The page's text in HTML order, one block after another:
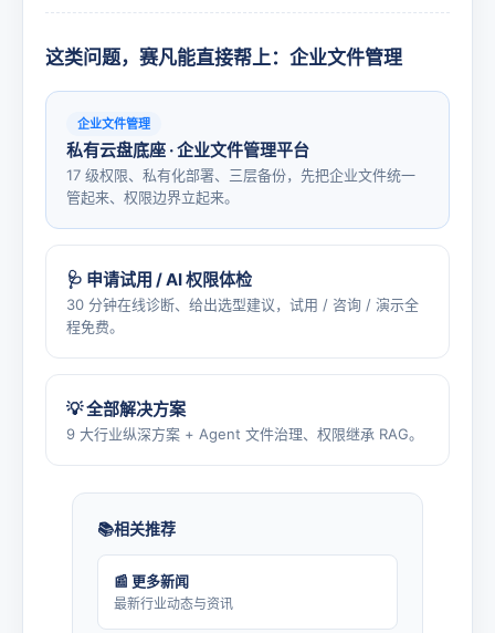
这类问题，赛凡能直接帮上：企业文件管理
企业文件管理
私有云盘底座 · 企业文件管理平台
17 级权限、私有化部署、三层备份，先把企业文件统一
管起来、权限边界立起来。
🩺 申请试用 / AI 权限体检
30 分钟在线诊断、给出选型建议，试用 / 咨询 / 演示全
程免费。
💡 全部解决方案
9 大行业纵深方案 + Agent 文件治理、权限继承 RAG。
相关推荐
📰 更多新闻
最新行业动态与资讯